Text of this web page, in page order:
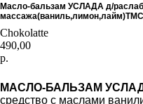
Масло-бальзам УСЛАДА д/
Chokolatte
490,00
р.
МАСЛО-БАЛЬЗАМ
средство с маслами